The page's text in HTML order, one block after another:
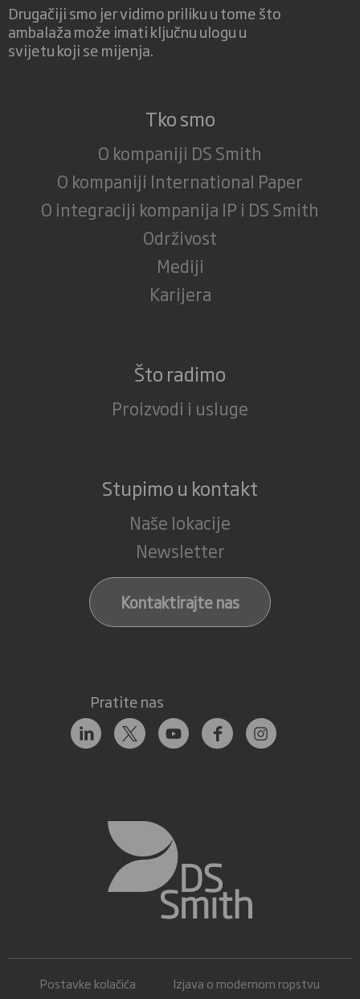
Drugačiji smo jer vidimo priliku u tome što
ambalaža može imati ključnu ulogu u
svijetu koji se mijenja.
Tko smo
O kompaniji DS Smith
O kompaniji International Paper
O integraciji kompanija IP i DS Smith
Održivost
Mediji
Karijera
Što radimo
Proizvodi i usluge
Stupimo u kontakt
Naše lokacije
Newsletter
Kontaktirajte nas
Pratite nas
Postavke kolačića
Izjava o modernom ropstvu